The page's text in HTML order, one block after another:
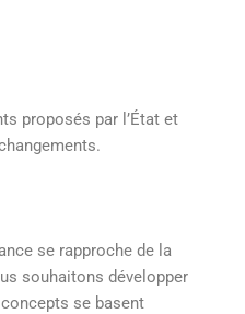
proposés par l’État et
se rapproche de la
souhaitons développer
se basent